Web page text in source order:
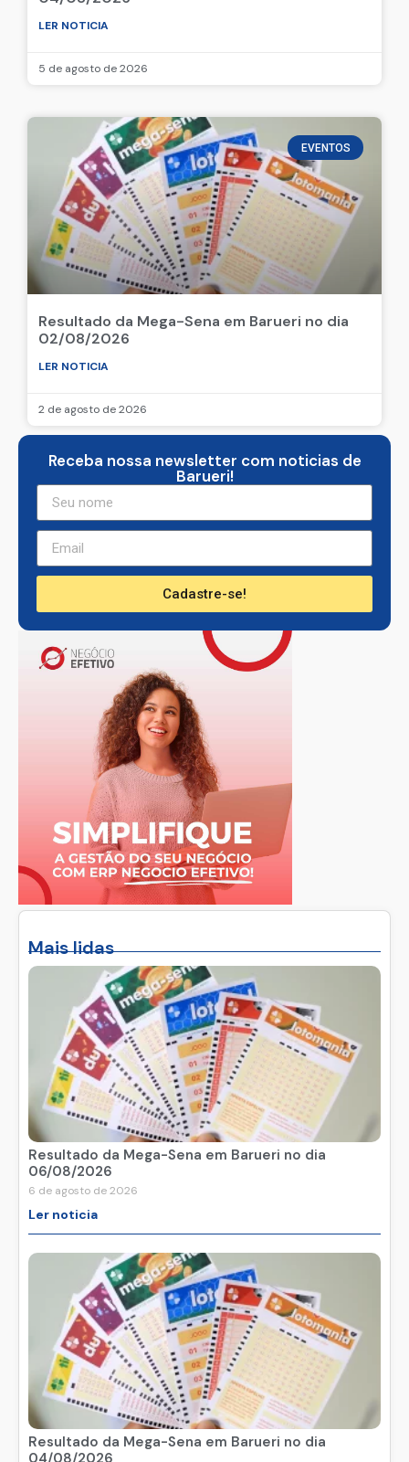
LER NOTICIA
5 de agosto de 2026
EVENTOS
Resultado da Mega-Sena em Barueri no dia
02/08/2026
LER NOTICIA
2 de agosto de 2026
Mais lidas
Resultado da Mega-Sena em Barueri no dia
06/08/2026
6 de agosto de 2026
Ler noticia
Resultado da Mega-Sena em Barueri no dia
Receba nossa newsletter com noticias de
Barueri!
Cadastre-se!